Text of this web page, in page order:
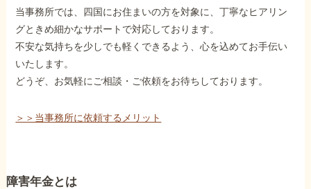
当事務所では、四国にお住まいの方を対象に、丁寧なヒアリン
グときめ細かなサポートで対応しております。
不安な気持ちを少しでも軽くできるよう、心を込めてお手伝い
いたします。
どうぞ、お気軽にご相談・ご依頼をお待ちしております。
＞＞当事務所に依頼するメリット
障害年金とは